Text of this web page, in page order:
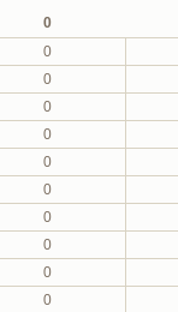
0
0
0
0
0
0
0
0
0
0
0